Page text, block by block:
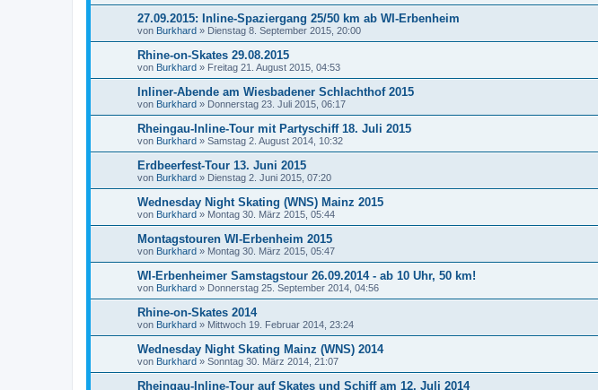
27.09.2015: Inline-Spaziergang 25/50 km ab WI-Erbenheim
von Burkhard » Dienstag 8. September 2015, 20:00
Rhine-on-Skates 29.08.2015
von Burkhard » Freitag 21. August 2015, 04:53
Inliner-Abende am Wiesbadener Schlachthof 2015
von Burkhard » Donnerstag 23. Juli 2015, 06:17
Rheingau-Inline-Tour mit Partyschiff 18. Juli 2015
von Burkhard » Samstag 2. August 2014, 10:32
Erdbeerfest-Tour 13. Juni 2015
von Burkhard » Dienstag 2. Juni 2015, 07:20
Wednesday Night Skating (WNS) Mainz 2015
von Burkhard » Montag 30. März 2015, 05:44
Montagstouren WI-Erbenheim 2015
von Burkhard » Montag 30. März 2015, 05:47
WI-Erbenheimer Samstagstour 26.09.2014 - ab 10 Uhr, 50 km!
von Burkhard » Donnerstag 25. September 2014, 04:56
Rhine-on-Skates 2014
von Burkhard » Mittwoch 19. Februar 2014, 23:24
Wednesday Night Skating Mainz (WNS) 2014
von Burkhard » Sonntag 30. März 2014, 21:07
Rheingau-Inline-Tour auf Skates und Schiff am 12. Juli 2014